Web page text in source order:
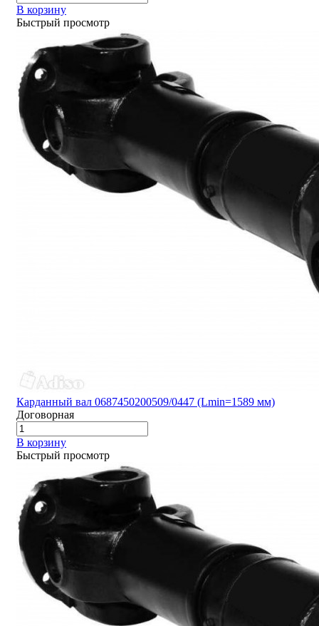
В корзину
Быстрый просмотр
Карданный вал 0687450200509/0447 (Lmin=1589 мм)
Договорная
В корзину
Быстрый просмотр